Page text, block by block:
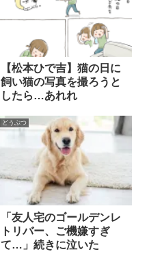
【松本ひで吉】猫の日に
飼い猫の写真を撮ろうと
したら…あれれ
どうぶつ
「友人宅のゴールデンレ
トリバー、ご機嫌すぎ
て…」続きに泣いた